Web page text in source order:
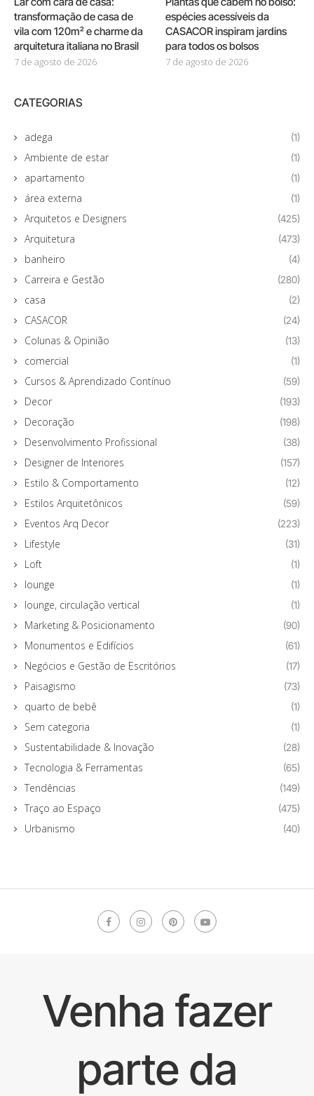
transformação de casa de
vila com 120m² e charme da
arquitetura italiana no Brasil
7 de agosto de 2026
espécies acessíveis da
CASACOR inspiram jardins
para todos os bolsos
7 de agosto de 2026
CATEGORIAS
adega (1)
Ambiente de estar (1)
apartamento (1)
área externa (1)
Arquitetos e Designers (425)
Arquitetura (473)
banheiro (4)
Carreira e Gestão (280)
casa (2)
CASACOR (24)
Colunas & Opinião (13)
comercial (1)
Cursos & Aprendizado Contínuo (59)
Decor (193)
Decoração (198)
Desenvolvimento Profissional (38)
Designer de Interiores (157)
Estilo & Comportamento (12)
Estilos Arquitetônicos (59)
Eventos Arq Decor (223)
Lifestyle (31)
Loft (1)
lounge (1)
lounge, circulação vertical (1)
Marketing & Posicionamento (90)
Monumentos e Edifícios (61)
Negócios e Gestão de Escritórios (17)
Paisagismo (73)
quarto de bebê (1)
Sem categoria (1)
Sustentabilidade & Inovação (28)
Tecnologia & Ferramentas (65)
Tendências (149)
Traço ao Espaço (475)
Urbanismo (40)
Venha fazer
parte da